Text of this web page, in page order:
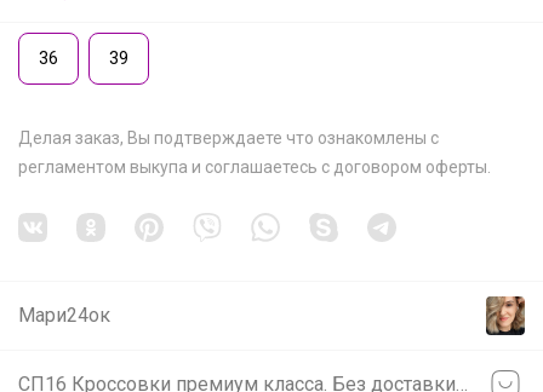
36 39
Делая заказ, Вы подтверждаете что ознакомлены с
регламентом выкупа и соглашаетесь с договором оферты
Мари24ок